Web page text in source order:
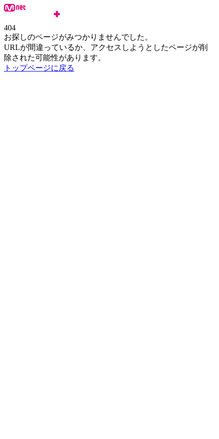
404
お探しのページがみつかりませんでした。
URLが間違っているか、アクセスしようとしたページが削
除された可能性があります。
トップページに戻る